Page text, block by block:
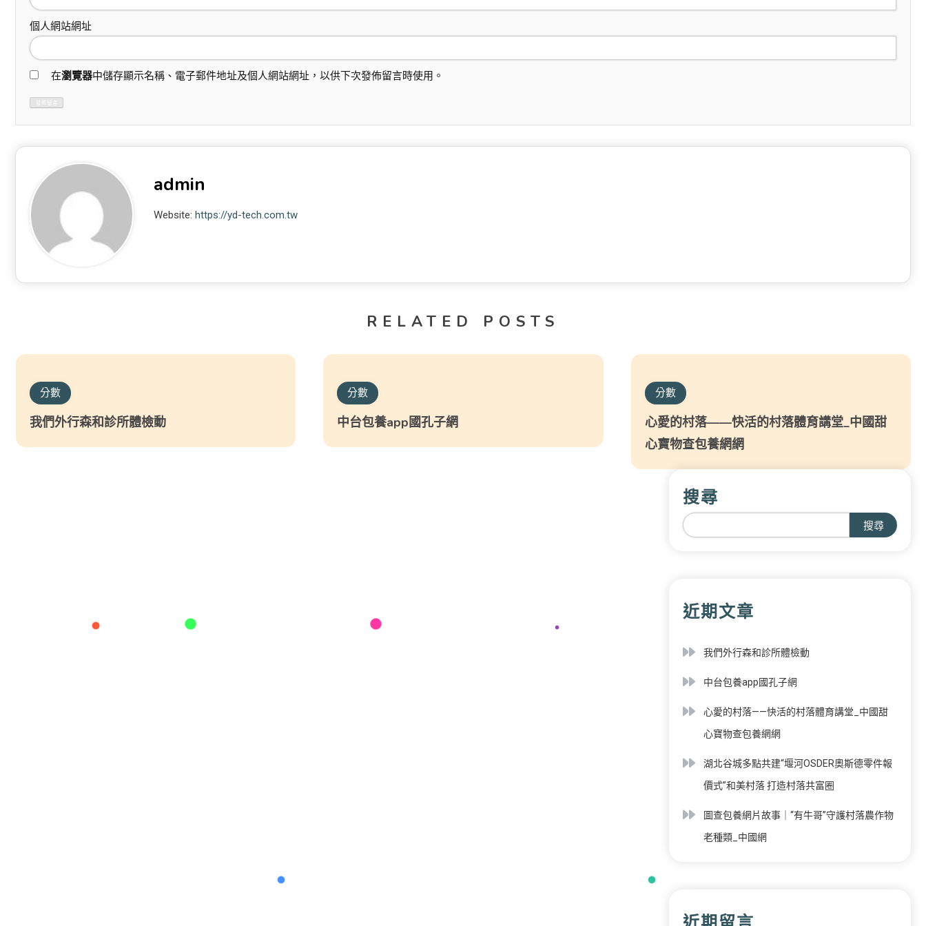
個人網站網址
在瀏覽器中儲存顯示名稱、電子郵件地址及個人網站網址，以供下次發佈留言時使用。
admin
Website:https://yd-tech.com.tw
RELATED POSTS
分數
我們外行森和診所體檢動
分數
中台包養app國孔子網
分數
心愛的村落——快活的村落體育講堂_中國甜
心寶物查包養網網
搜尋
搜尋
近期文章
我們外行森和診所體檢動
中台包養app國孔子網
心愛的村落——快活的村落體育講堂_中國甜
心寶物查包養網網
湖北谷城多點共建“堰河OSDER奧斯德零件報
價式”和美村落 打造村落共富圈
圖查包養網片故事｜“有牛哥”守護村落農作物
老種類_中國網